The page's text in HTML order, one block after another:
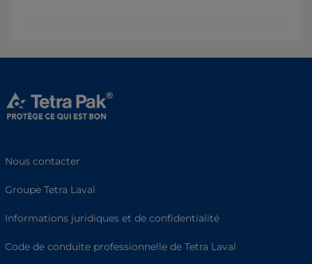
Nous contacter
Groupe Tetra Laval
Informations juridiques et de confidentialité
Code de conduite professionnelle de Tetra Laval